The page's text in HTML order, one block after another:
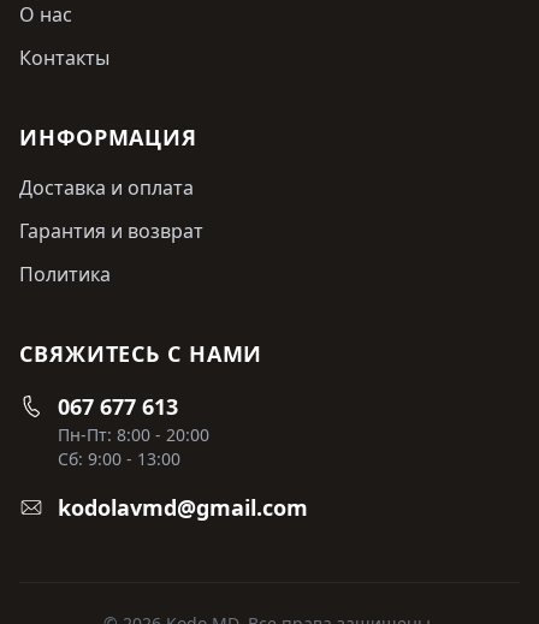
О нас
Контакты
ИНФОРМАЦИЯ
Доставка и оплата
Гарантия и возврат
Политика
СВЯЖИТЕСЬ С НАМИ
067 677 613
Пн-Пт: 8:00 - 20:00
Сб: 9:00 - 13:00
kodolavmd@gmail.com